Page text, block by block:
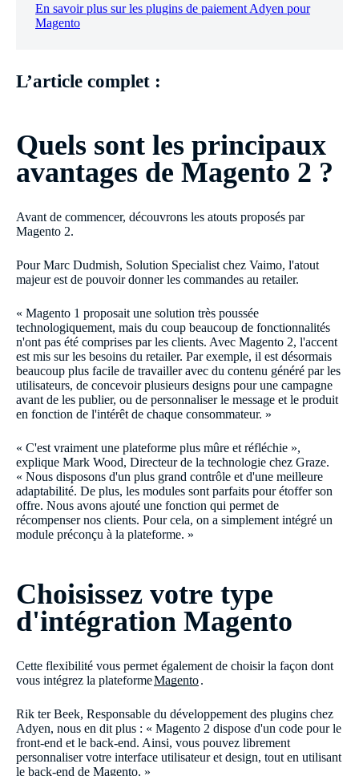
En savoir plus sur les plugins de paiement Adyen pour
Magento
L’article complet :
Quels sont les principaux
avantages de Magento 2 ?
Avant de commencer, découvrons les atouts proposés par
Magento 2.
Pour Marc Dudmish, Solution Specialist chez Vaimo, l'atout
majeur est de pouvoir donner les commandes au retailer.
« Magento 1 proposait une solution très poussée
technologiquement, mais du coup beaucoup de fonctionnalités
n'ont pas été comprises par les clients. Avec Magento 2, l'accent
est mis sur les besoins du retailer. Par exemple, il est désormais
beaucoup plus facile de travailler avec du contenu généré par les
utilisateurs, de concevoir plusieurs designs pour une campagne
avant de les publier, ou de personnaliser le message et le produit
en fonction de l'intérêt de chaque consommateur. »
« C'est vraiment une plateforme plus mûre et réfléchie »,
explique Mark Wood, Directeur de la technologie chez Graze.
« Nous disposons d'un plus grand contrôle et d'une meilleure
adaptabilité. De plus, les modules sont parfaits pour étoffer son
offre. Nous avons ajouté une fonction qui permet de
récompenser nos clients. Pour cela, on a simplement intégré un
module préconçu à la plateforme. »
Choisissez votre type
d'intégration Magento
Cette flexibilité vous permet également de choisir la façon dont
vous intégrez la plateformeMagento.
Rik ter Beek, Responsable du développement des plugins chez
Adyen, nous en dit plus : « Magento 2 dispose d'un code pour le
front-end et le back-end. Ainsi, vous pouvez librement
personnaliser votre interface utilisateur et design, tout en utilisant
le back-end de Magento. »